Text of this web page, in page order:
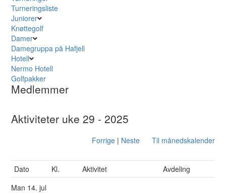
Turneringsliste
Juniorer
Knøttegolf
Damer
Damegruppa på Hafjell
Hotell
Nermo Hotell
Golfpakker
Medlemmer
Aktiviteter uke 29 - 2025
Forrige| Neste Til månedskalender
Dato Kl. Aktivitet
Avdeling
Man 14. jul